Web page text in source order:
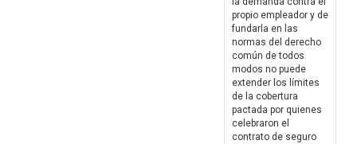
propio empleador y de
fundarla en las
normas del derecho
común de todos
modos no puede
extender los límites
de la cobertura
pactada por quienes
celebraron el
contrato de seguro